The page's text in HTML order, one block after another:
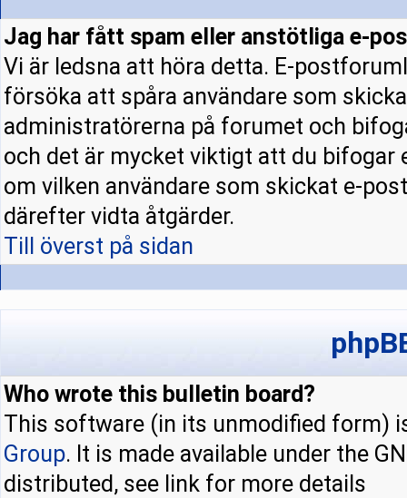
Jag har fått spam eller anstötliga e-
Vi är ledsna att höra detta. E-
försöka att spåra användare som
administratörerna på forumet och
och det är mycket viktigt att du bifogar
om vilken användare som skickat e-
därefter vidta åtgärder.
Till överst på sidan
Who wrote this bulletin board?
This software (in its unmodified form)
Group. It is made available under the
distributed, see link for more details